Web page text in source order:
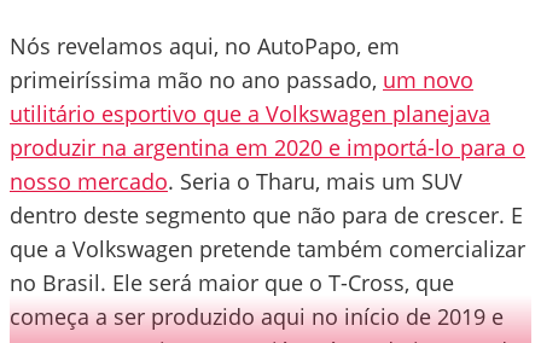
Nós revelamos aqui, no AutoPapo, em
primeiríssima mão no ano passado, um novo
utilitário esportivo que a Volkswagen planejava
produzir na argentina em 2020 e importá-lo para o
nosso mercado. Seria o Tharu, mais um SUV
dentro deste segmento que não para de crescer. E
que a Volkswagen pretende também comercializar
no Brasil. Ele será maior que o T-Cross, que
começa a ser produzido aqui no início de 2019 e